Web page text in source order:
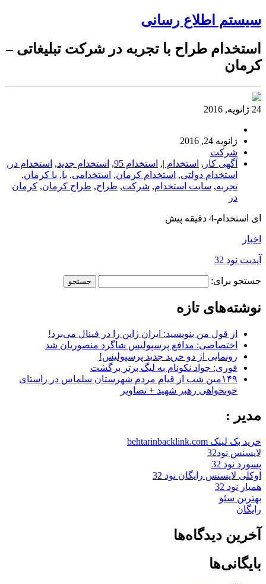
سیستم اطلاع رسانی
استخدام طراح با تجربه در شرکت تبلیغاتی –
کرمان
24 ژانویه, 2016
ژانویه 24, 2016
شرکت
آگهی کار , استخدام |, استخدام 95 , استخدام جدید, استخدام در ,
استخدام دولتی, استخدام کرمان, استخدامی, با, با کرمان,
تجربه, سایت استخدام, شرکت, طراح, طراح کرمان, کرمان
در
ای استخدام-4 دقیقه پیش
اخبار
آپدیت نود 32
جستجو برای:
نوشته‌های تازه
از قول من بنویسید: ایران ژاپن را در فینال می‌برد!
اختصاصی: مدافع پرسپولیس شاگرد منصوریان شد
رونمایی از دو خرید جدید پرسپولیس!
فوری: جواد نکونام به لیگ برتر برگشت
۱۴۹مین شب از قیام مردم شهرستان سلماس در راستای
خونخواهی رهبر شهید + تصاویر
مدیر :
خرید بک لینک behtarinbacklink.com
لایسنس نود32
پسورد نود 32
اوکلی لایسنس رایگان نود 32
همیار نود 32
بهترین سئو
رایگان
آخرین دیدگاه‌ها
بایگانی‌ها